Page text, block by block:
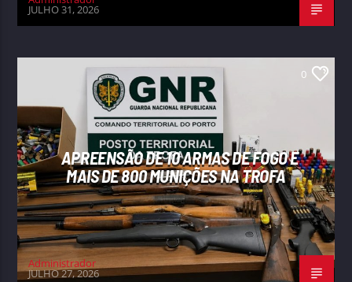
JULHO 31, 2026
0
APREENSÃO DE 10 ARMAS DE FOGO E
MAIS DE 800 MUNIÇÕES NA TROFA
Administrador
JULHO 27, 2026